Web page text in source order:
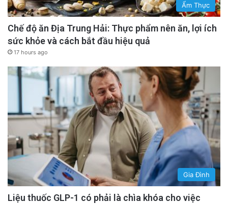
Ẩm Thực
Chế độ ăn Địa Trung Hải: Thực phẩm nên ăn, lợi ích
sức khỏe và cách bắt đầu hiệu quả
17 hours ago
Gia Đình
Liệu thuốc GLP-1 có phải là chìa khóa cho việc